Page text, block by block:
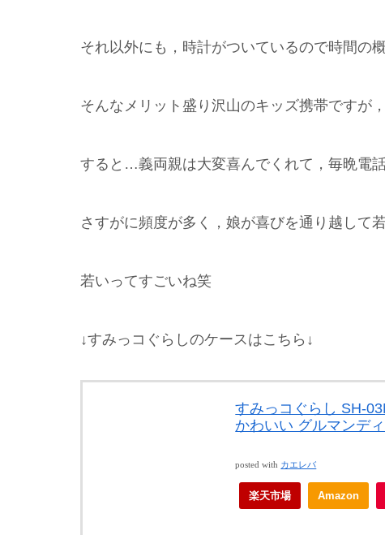
それ以外にも，時計がついているので時間の
そんなメリット盛り沢山のキッズ携帯ですが
すると…義両親は大変喜んでくれて，毎晩電
さすがに頻度が多く，娘が喜びを通り越して
若いってすごいね笑
↓すみっコぐらしのケースはこちら↓
すみっコぐらし SH-
かわいい グルマンデ
posted with カエレバ
楽天市場 Amazon